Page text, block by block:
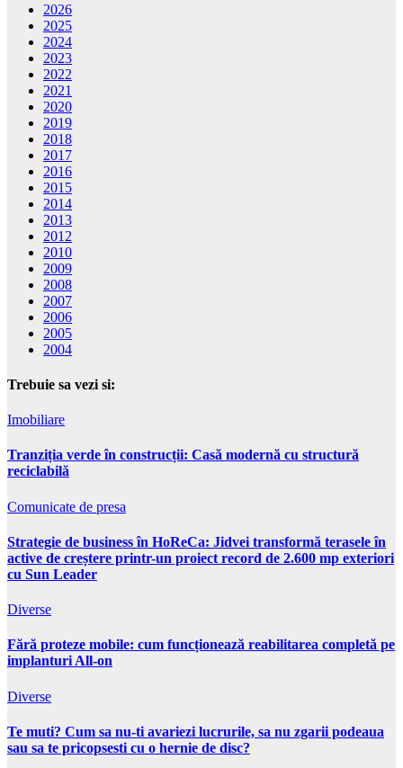
2026
2025
2024
2023
2022
2021
2020
2019
2018
2017
2016
2015
2014
2013
2012
2010
2009
2008
2007
2006
2005
2004
Trebuie sa vezi si:
Imobiliare
Tranziția verde în construcții: Casă modernă cu structură
reciclabilă
Comunicate de presa
Strategie de business în HoReCa: Jidvei transformă terasele în
active de creștere printr-un proiect record de 2.600 mp exteriori
cu Sun Leader
Diverse
Fără proteze mobile: cum funcționează reabilitarea completă pe
implanturi All-on
Diverse
Te muti? Cum sa nu-ti avariezi lucrurile, sa nu zgarii podeaua
sau sa te pricopsesti cu o hernie de disc?